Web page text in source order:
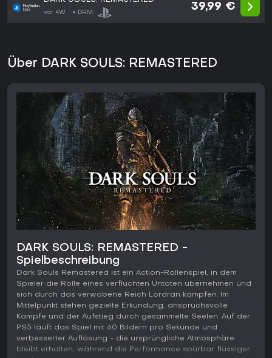
vor 4W DRM:
39,99 €
Über DARK SOULS: REMASTERED
DARK SOULS: REMASTERED -
Spielbeschreibung
Dark Souls Remastered ist ein Action-Rollenspiel, in dem
Spieler die Rolle eines verfluchten Untoten übernehmen und
sich durch das verwobene Reich Lordran kämpfen. Im
Mittelpunkt stehen gezielte Erkundung, anspruchsvolle
Kämpfe und der Aufstieg durch gesammelte Seelen. Auf der
PS5 läuft das Spiel mit 60 Bildern pro Sekunde und
verbesserter Auflösung - die ursprüngliche Atmosphäre
bleibt erhalten, während die Performance spürbar flüssiger